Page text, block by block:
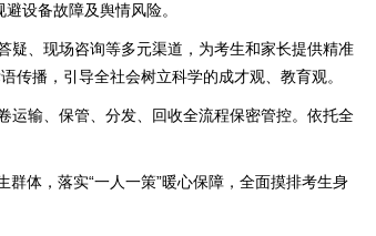
设备故障及舆情风险。
疑、现场咨询等多元渠道，为考生和家长提供精准
播，引导全社会树立科学的成才观、教育观。
运输、保管、分发、回收全流程保密管控。依托全
体，落实“一人一策”暖心保障，全面摸排考生身